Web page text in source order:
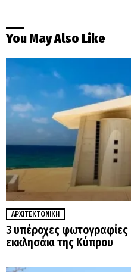
You May Also Like
ΑΡΧΙΤΕΚΤΟΝΙΚΉ
3 υπέροχες φωτογραφίες
εκκλησάκι της Κύπρου